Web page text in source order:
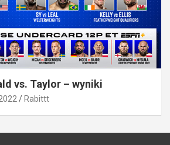
vs. Taylor – wyniki
Rabittt